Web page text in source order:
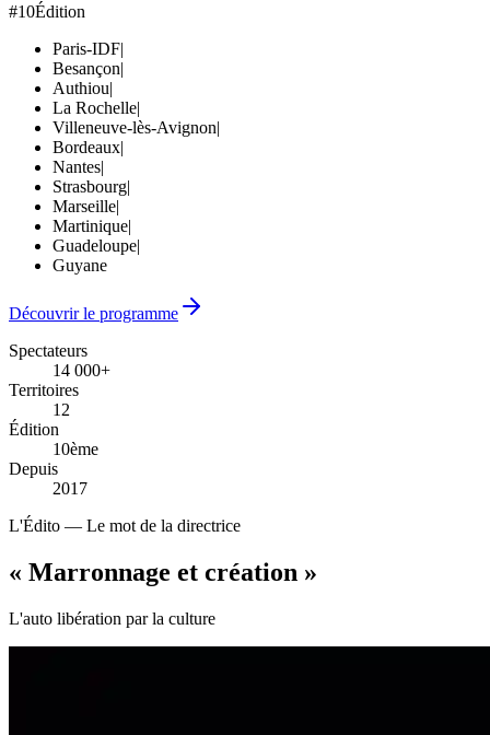
#10Édition
Paris-IDF|
Besançon|
Authiou|
La Rochelle|
Villeneuve-lès-Avignon|
Bordeaux|
Nantes|
Strasbourg|
Marseille|
Martinique|
Guadeloupe|
Guyane
Découvrir le programme
Spectateurs
14 000+
14 000+
Territoires
12
12
Édition
10ème
10ème
Depuis
2017
2017
L'Édito — Le mot de la directrice
« Marronnage et création »
L'auto libération par la culture